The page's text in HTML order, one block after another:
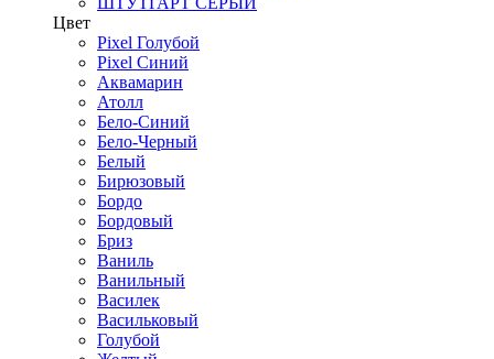
Цвет
Pixel Голубой
Pixel Синий
Аквамарин
Атолл
Бело-Синий
Бело-Черный
Белый
Бирюзовый
Бордо
Бордовый
Бриз
Ваниль
Ванильный
Василек
Васильковый
Голубой